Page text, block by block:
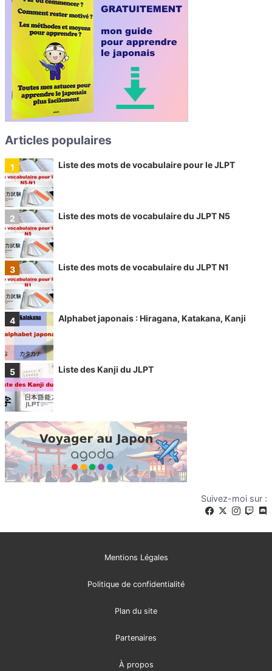
Articles populaires
Liste des mots de vocabulaire pour le JLPT
Liste des mots de vocabulaire du JLPT N5
Liste des mots de vocabulaire du JLPT N1
Alphabet japonais : Hiragana, Katakana, Kanji
Liste des Kanji du JLPT
Suivez-moi sur :
Mentions Légales
Politique de confidentialité
Plan du site
Partenaires
À propos